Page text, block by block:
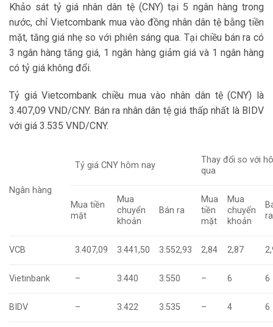
Khảo sát tỷ giá nhân dân tệ (CNY) tại 5 ngân hàng trong
nước, chỉ Vietcombank mua vào đồng nhân dân tệ bằng tiền
mặt, tăng giá nhẹ so với phiên sáng qua. Tại chiều bán ra có
3 ngân hàng tăng giá, 1 ngân hàng giảm giá và 1 ngân hàng
có tỷ giá không đổi.
Tỷ giá Vietcombank chiều mua vào nhân dân tệ (CNY) là
3.407,09 VND/CNY. Bán ra nhân dân tệ giá thấp nhất là BIDV
với giá 3.535 VND/CNY.
Ngân hàng
Tỷ giá CNY hôm nay
Thay đổi so với
qua
Mua tiền
mặt
Mua
chuyển
khoản
Bán ra
Mua
tiền
mặt
Mua
chuyển
khoản
ra
VCB 3.407,09 3.441,50 3.552,93 2,84 2,87
Vietinbank – 3.440 3.550 – 6 6
BIDV – 3.422 3.535 – 4 6